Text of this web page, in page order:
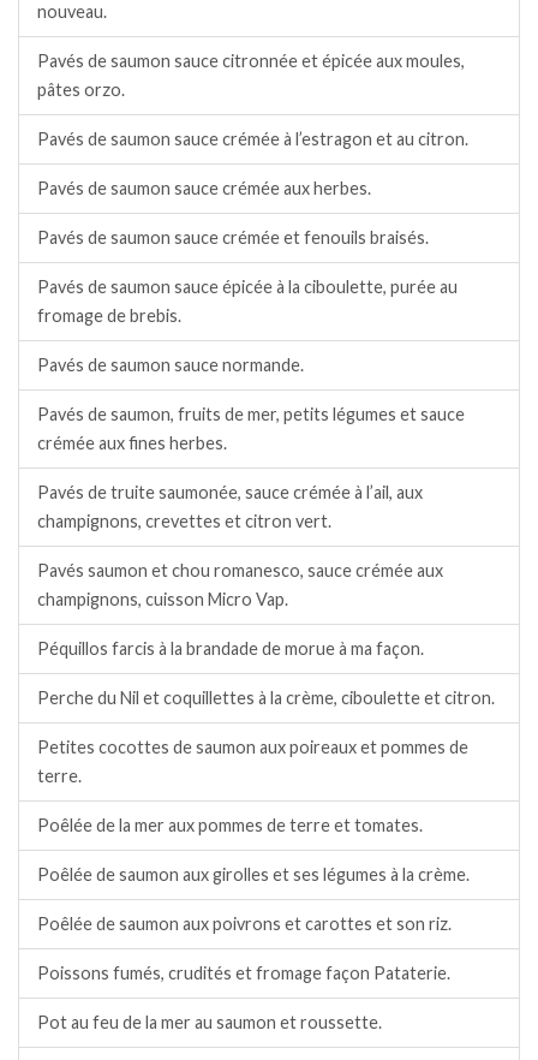
nouveau.
Pavés de saumon sauce citronnée et épicée aux moules,
pâtes orzo.
Pavés de saumon sauce crémée à l’estragon et au citron.
Pavés de saumon sauce crémée aux herbes.
Pavés de saumon sauce crémée et fenouils braisés.
Pavés de saumon sauce épicée à la ciboulette, purée au
fromage de brebis.
Pavés de saumon sauce normande.
Pavés de saumon, fruits de mer, petits légumes et sauce
crémée aux fines herbes.
Pavés de truite saumonée, sauce crémée à l’ail, aux
champignons, crevettes et citron vert.
Pavés saumon et chou romanesco, sauce crémée aux
champignons, cuisson Micro Vap.
Péquillos farcis à la brandade de morue à ma façon.
Perche du Nil et coquillettes à la crème, ciboulette et citron.
Petites cocottes de saumon aux poireaux et pommes de
terre.
Poêlée de la mer aux pommes de terre et tomates.
Poêlée de saumon aux girolles et ses légumes à la crème.
Poêlée de saumon aux poivrons et carottes et son riz.
Poissons fumés, crudités et fromage façon Pataterie.
Pot au feu de la mer au saumon et roussette.